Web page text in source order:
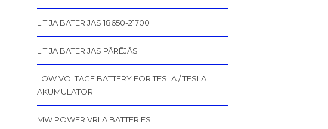
LITIJA BATERIJAS 18650-21700
LITIJA BATERIJAS PĀRĒJĀS
LOW VOLTAGE BATTERY FOR TESLA / TESLA
AKUMULATORI
MW POWER VRLA BATTERIES